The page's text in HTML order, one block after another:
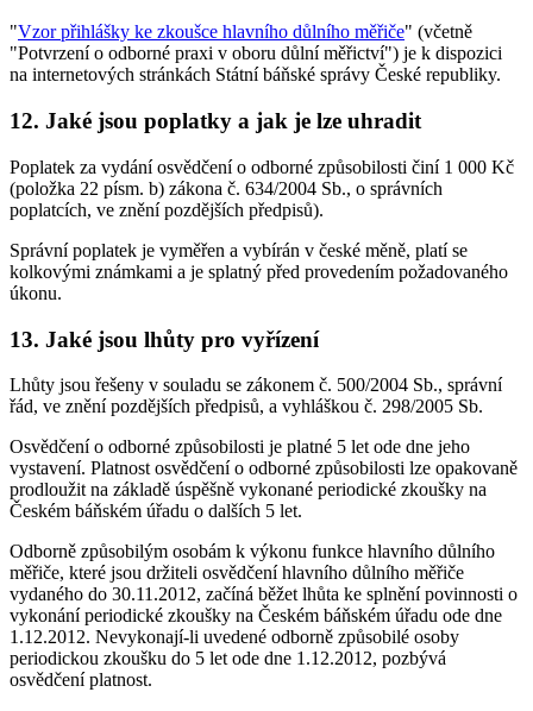
"Vzor přihlášky ke zkoušce hlavního důlního měřiče" (včetně
"Potvrzení o odborné praxi v oboru důlní měřictví") je k dispozici
na internetových stránkách Státní báňské správy České republiky.
12. Jaké jsou poplatky a jak je lze uhradit
Poplatek za vydání osvědčení o odborné způsobilosti činí 1 000 Kč
(položka 22 písm. b) zákona č. 634/2004 Sb., o správních
poplatcích, ve znění pozdějších předpisů).
Správní poplatek je vyměřen a vybírán v české měně, platí se
kolkovými známkami a je splatný před provedením požadovaného
úkonu.
13. Jaké jsou lhůty pro vyřízení
Lhůty jsou řešeny v souladu se zákonem č. 500/2004 Sb., správní
řád, ve znění pozdějších předpisů, a vyhláškou č. 298/2005 Sb.
Osvědčení o odborné způsobilosti je platné 5 let ode dne jeho
vystavení. Platnost osvědčení o odborné způsobilosti lze opakovaně
prodloužit na základě úspěšně vykonané periodické zkoušky na
Českém báňském úřadu o dalších 5 let.
Odborně způsobilým osobám k výkonu funkce hlavního důlního
měřiče, které jsou držiteli osvědčení hlavního důlního měřiče
vydaného do 30.11.2012, začíná běžet lhůta ke splnění povinnosti o
vykonání periodické zkoušky na Českém báňském úřadu ode dne
1.12.2012. Nevykonají-li uvedené odborně způsobilé osoby
periodickou zkoušku do 5 let ode dne 1.12.2012, pozbývá
osvědčení platnost.